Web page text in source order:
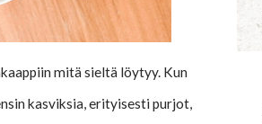
mitä sieltä löytyy. Kun
kasviksia, erityisesti purjot,